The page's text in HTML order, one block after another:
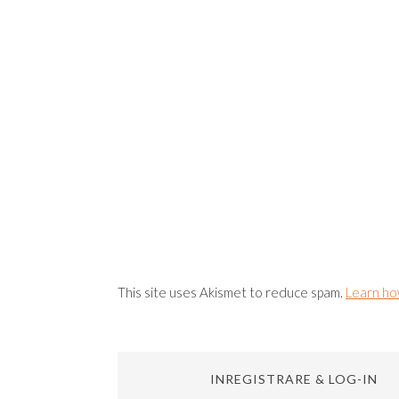
This site uses Akismet to reduce spam. Learn
INREGISTRARE & LOG-IN